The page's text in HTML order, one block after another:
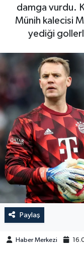
damga vurdu.
Münih kalecisi
yediği
Paylaş
Haber Merkezi